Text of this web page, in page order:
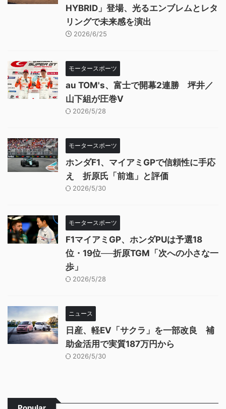
HYBRID」登場、光るエンブレムとレタ
リングで未来感を演出
2026/6/25
モータースポーツ
au TOM's、富士で開幕2連勝 坪井／
山下組が圧巻V
2026/5/28
モータースポーツ
ホンダF1、マイアミGPで信頼性に手応
え 折原氏「前進」と評価
2026/5/30
モータースポーツ
F1マイアミGP、ホンダPUは予選18
位・19位──折原TGM「次への小さな一
歩」
2026/5/28
ニュース
日産、軽EV「サクラ」を一部改良 補
助金活用で実質187万円から
2026/5/30